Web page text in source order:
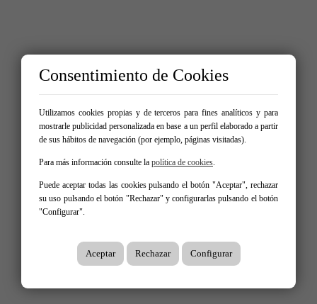
Consentimiento de Cookies
Utilizamos cookies propias y de terceros para fines analíticos y para
mostrarle publicidad personalizada en base a un perfil elaborado a partir
de sus hábitos de navegación (por ejemplo, páginas visitadas).
Para más información consulte la política de cookies.
Puede aceptar todas las cookies pulsando el botón "Aceptar", rechazar
su uso pulsando el botón "Rechazar" y configurarlas pulsando el botón
"Configurar".
Aceptar Rechazar Configurar